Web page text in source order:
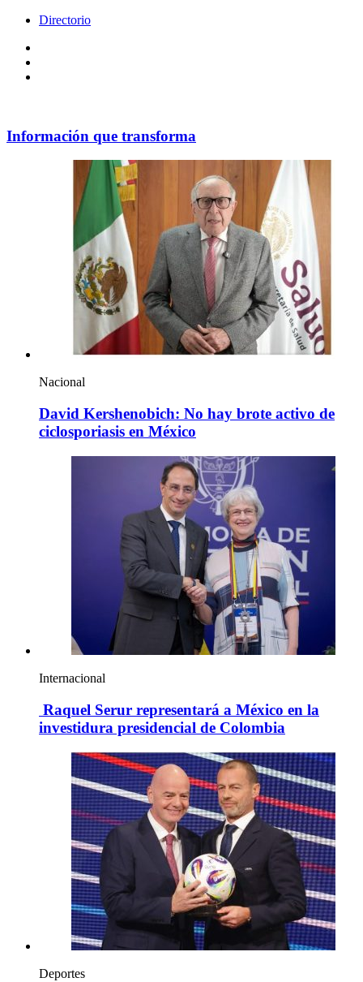
Directorio
Información que transforma
Nacional
David Kershenobich: No hay brote activo de
ciclosporiasis en México
Internacional
Raquel Serur representará a México en la
investidura presidencial de Colombia
Deportes